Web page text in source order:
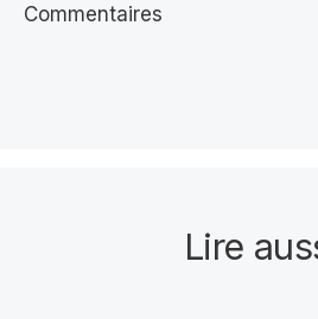
Commentaires
Lire